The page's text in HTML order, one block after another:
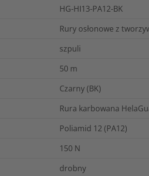
HG-HI13-PA12-BK
Rury osłonowe z
szpuli
50 m
Czarny (BK)
Rura karbowana
Poliamid 12 (PA12)
150 N
drobny